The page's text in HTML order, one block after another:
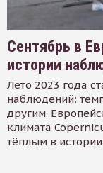
Сентябрь в
истории
Лето 2023 года
наблюдений:
другим.
климата
тёплым в